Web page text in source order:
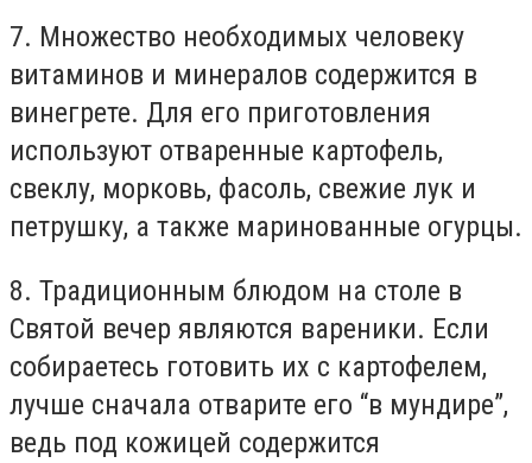
7. Множество необходимых человеку
витаминов и минералов содержится в
винегрете. Для его приготовления
используют отваренные картофель,
свеклу, морковь, фасоль, свежие лук и
петрушку, а также маринованные огурцы.
8. Традиционным блюдом на столе в
Святой вечер являются вареники. Если
собираетесь готовить их с картофелем,
лучше сначала отварите его “в мундире”,
ведь под кожицей содержится